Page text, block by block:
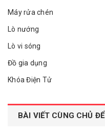
Máy rửa chén
Lò nướng
Lò vi sóng
Đồ gia dụng
Khóa Điện Tử
BÀI VIẾT CÙNG CHỦ ĐỂ